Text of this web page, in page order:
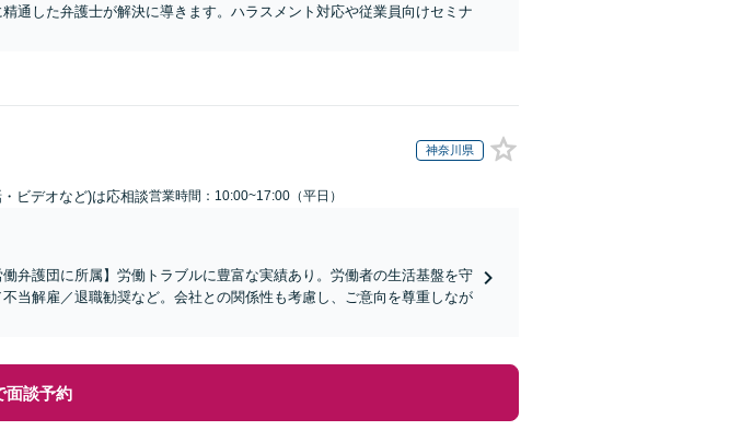
通した弁護士が解決に導きます。ハラスメント対応や従業員向けセミナ
神奈川県
ビデオなど)は応相談営業時間：10:00~17:00（平日）
弁護団に所属】労働トラブルに豊富な実績あり。労働者の生活基盤を守
当解雇／退職勧奨など。会社との関係性も考慮し、ご意向を尊重しなが
面談予約